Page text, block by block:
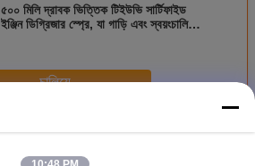
৫০০ মিলি দ্রাবক ভিত্তিক টিইউভি সার্টিফাইড
ইঞ্জিন ডিগ্রিজার স্প্রে, যা গাড়ি এবং স্বয়ংচালিত
চালিয়ে